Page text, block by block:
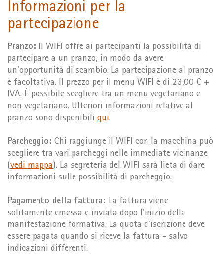
Informazioni per la
partecipazione
Pranzo: Il WIFI offre ai partecipanti la possibilità di
partecipare a un pranzo, in modo da avere
un'opportunità di scambio. La partecipazione al pranzo
è facoltativa. Il prezzo per il menu WIFI è di 23,00 € +
IVA. È possibile scegliere tra un menu vegetariano e
non vegetariano. Ulteriori informazioni relative al
pranzo sono disponibili qui.
Parcheggio: Chi raggiunge il WIFI con la macchina può
scegliere tra vari parcheggi nelle immediate vicinanze
(vedi mappa). La segreteria del WIFI sarà lieta di dare
informazioni sulle possibilità di parcheggio.
Pagamento della fattura: La fattura viene
solitamente emessa e inviata dopo l'inizio della
manifestazione formativa. La quota d'iscrizione deve
essere pagata quando si riceve la fattura - salvo
indicazioni differenti.